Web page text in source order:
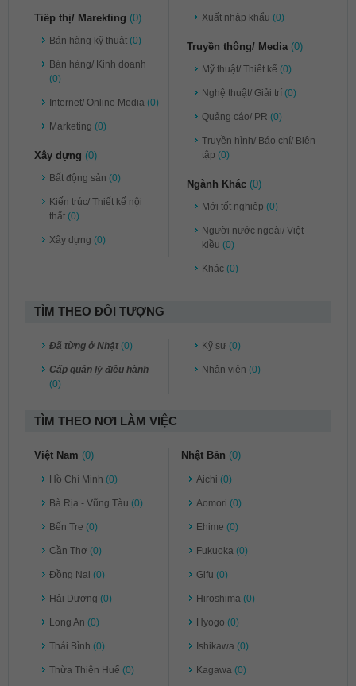
Tiếp thị/ Marekting (0)
Bán hàng kỹ thuật (0)
Bán hàng/ Kinh doanh
(0)
Internet/ Online Media (0)
Marketing (0)
Xây dựng (0)
Bất động sản (0)
Kiến trúc/ Thiết kế nội
thất (0)
Xây dựng (0)
Xuất nhập khẩu (0)
Truyền thông/ Media (0)
Mỹ thuật/ Thiết kế (0)
Nghệ thuật/ Giải trí (0)
Quảng cáo/ PR (0)
Truyền hình/ Báo chí/ Biên
tập (0)
Ngành Khác (0)
Mới tốt nghiệp (0)
Người nước ngoài/ Việt
kiều (0)
Khác (0)
TÌM THEO ĐỐI TƯỢNG
Đã từng ở Nhật (0)
Cấp quản lý điều hành
(0)
Kỹ sư (0)
Nhân viên (0)
TÌM THEO NƠI LÀM VIỆC
Việt Nam (0)
Hồ Chí Minh (0)
Bà Rịa - Vũng Tàu (0)
Bến Tre (0)
Cần Thơ (0)
Đồng Nai (0)
Hải Dương (0)
Long An (0)
Thái Bình (0)
Thừa Thiên Huế (0)
Nhật Bản (0)
Aichi (0)
Aomori (0)
Ehime (0)
Fukuoka (0)
Gifu (0)
Hiroshima (0)
Hyogo (0)
Ishikawa (0)
Kagawa (0)